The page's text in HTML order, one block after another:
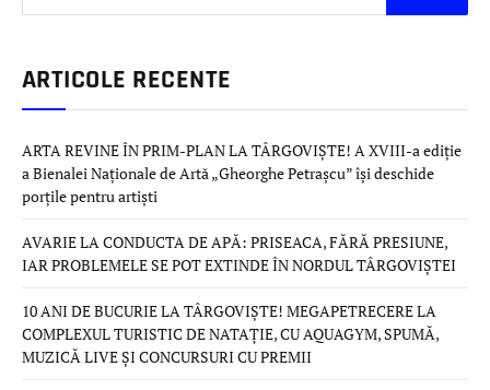
ARTICOLE RECENTE
ARTA REVINE ÎN PRIM-PLAN LA TÂRGOVIȘTE! A XVIII-a ediție
a Bienalei Naționale de Artă „Gheorghe Petrașcu” își deschide
porțile pentru artiști
AVARIE LA CONDUCTA DE APĂ: PRISEACA, FĂRĂ PRESIUNE,
IAR PROBLEMELE SE POT EXTINDE ÎN NORDUL TÂRGOVIȘTEI
10 ANI DE BUCURIE LA TÂRGOVIȘTE! MEGAPETRECERE LA
COMPLEXUL TURISTIC DE NATAȚIE, CU AQUAGYM, SPUMĂ,
MUZICĂ LIVE ȘI CONCURSURI CU PREMII